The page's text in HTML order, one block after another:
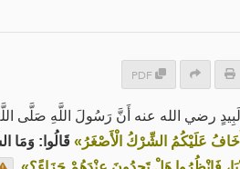
PDF
رضي الله عنه أَنَّ رَسُولَ اللَّهِ صَلَّى
عَلَيْكُمُ الشِّرْكُ الْأَصْغَرُ» قَالُوا: وَمَا